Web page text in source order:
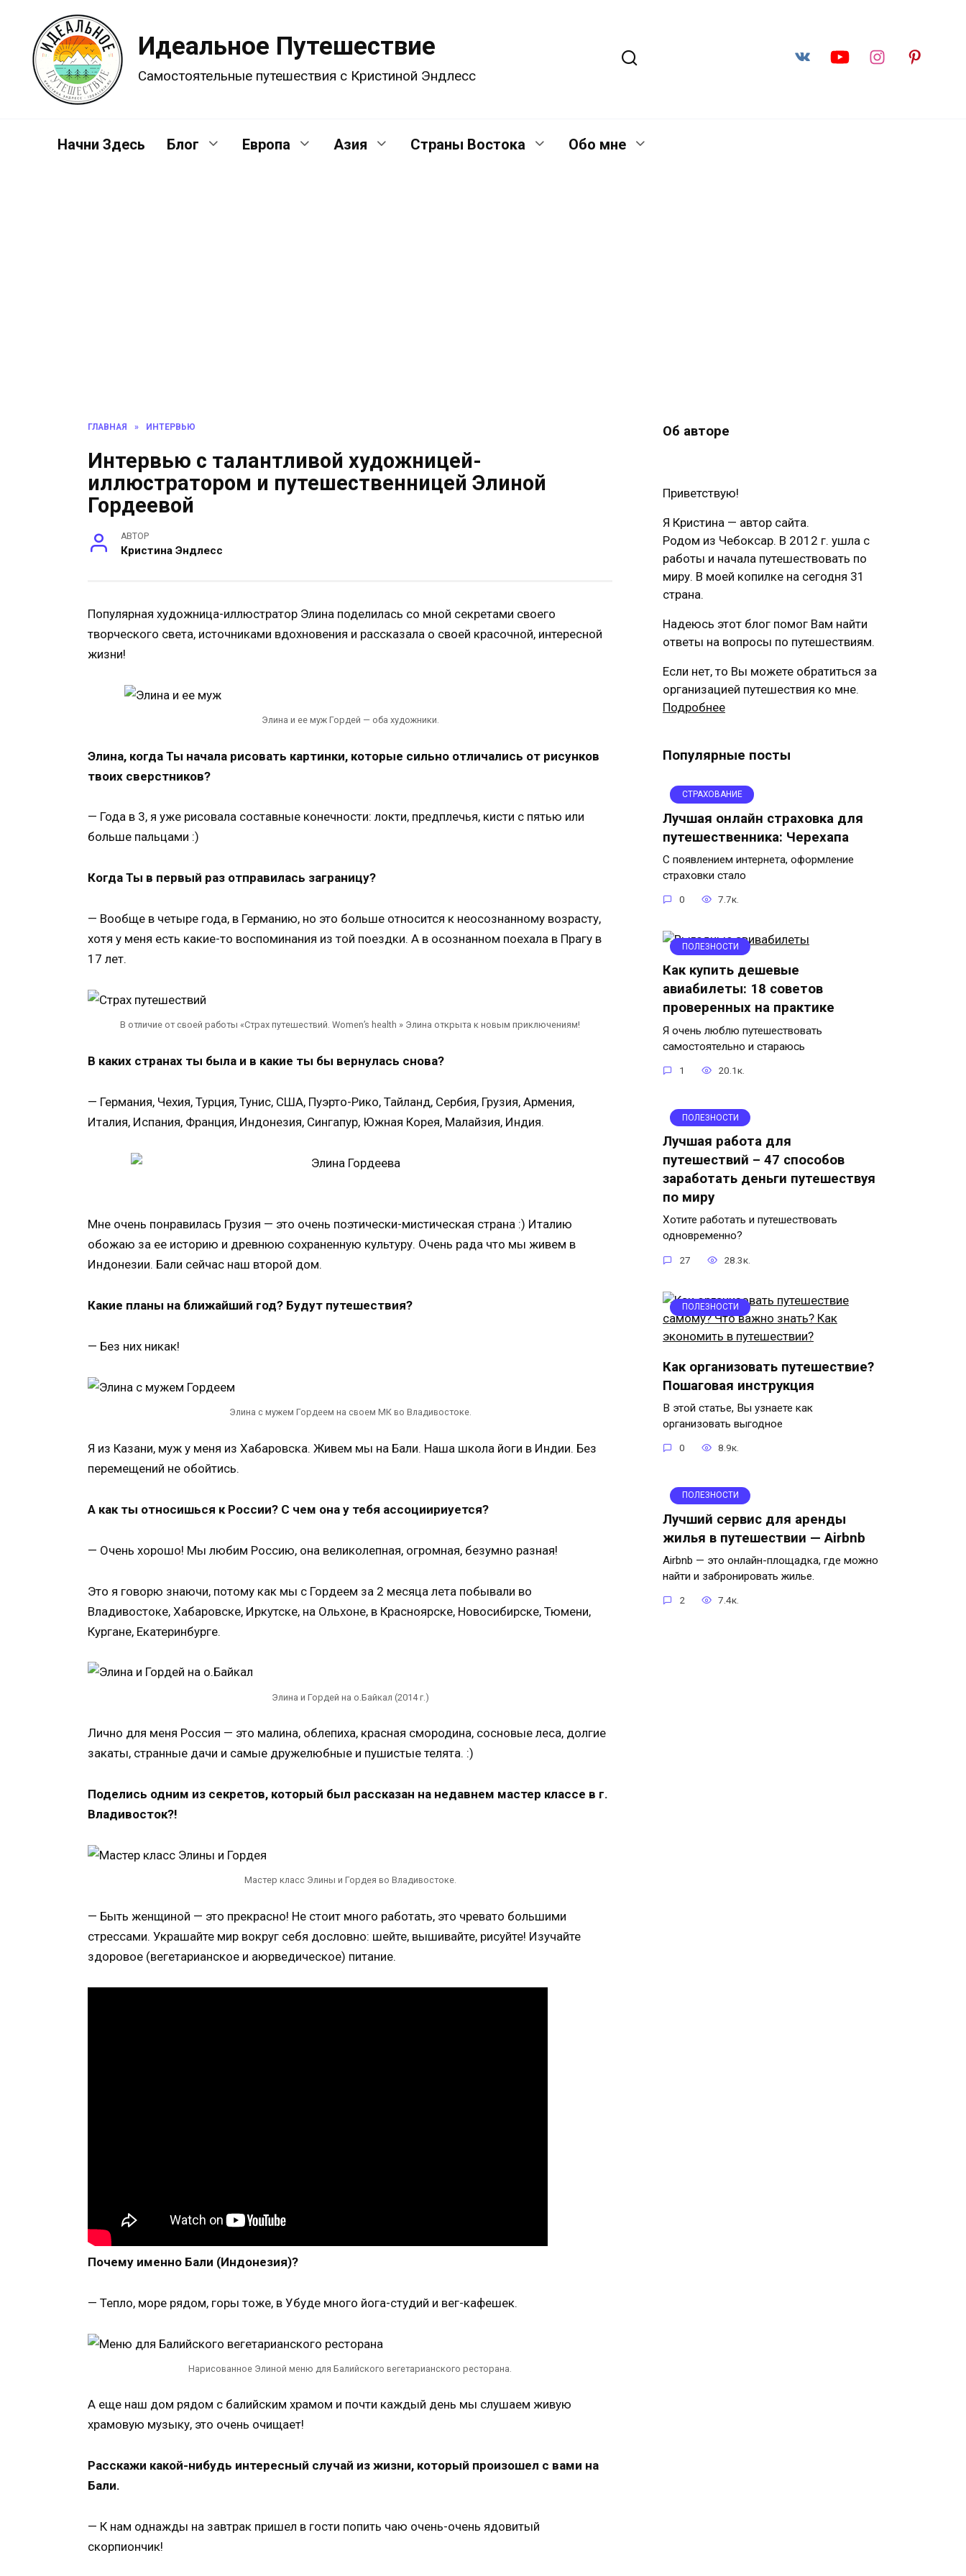
содержанию
Идеальное Путешествие
Самостоятельные путешествия с Кристиной Эндлесс
Начни Здесь Блог Европа Азия Страны Востока Обо мне
ГЛАВНАЯ » ИНТЕРВЬЮ
Интервью с талантливой художницей-
иллюстратором и путешественницей Элиной
Гордеевой
АВТОР
Кристина Эндлесс
Популярная художница-иллюстратор Элина поделилась со мной секретами своего
творческого света, источниками вдохновения и рассказала о своей красочной, интересной
жизни!
Элина и ее муж Гордей — оба художники.
Элина, когда Ты начала рисовать картинки, которые сильно отличались от рисунков
твоих сверстников?
— Года в 3, я уже рисовала составные конечности: локти, предплечья, кисти с пятью или
больше пальцами :)
Когда Ты в первый раз отправилась заграницу?
— Вообще в четыре года, в Германию, но это больше относится к неосознанному возрасту,
хотя у меня есть какие-то воспоминания из той поездки. А в осознанном поехала в Прагу в
17 лет.
В отличие от своей работы «Страх путешествий. Women’s health » Элина открыта к новым приключениям!
В каких странах ты была и в какие ты бы вернулась снова?
— Германия, Чехия, Турция, Тунис, США, Пуэрто-Рико, Тайланд, Сербия, Грузия, Армения,
Италия, Испания, Франция, Индонезия, Сингапур, Южная Корея, Малайзия, Индия.
Мне очень понравилась Грузия — это очень поэтически-мистическая страна :) Италию
обожаю за ее историю и древнюю сохраненную культуру. Очень рада что мы живем в
Индонезии. Бали сейчас наш второй дом.
Какие планы на ближайший год? Будут путешествия?
— Без них никак!
Элина с мужем Гордеем на своем МК во Владивостоке.
Я из Казани, муж у меня из Хабаровска. Живем мы на Бали. Наша школа йоги в Индии. Без
перемещений не обойтись.
А как ты относишься к России? С чем она у тебя ассоциириуется?
— Очень хорошо! Мы любим Россию, она великолепная, огромная, безумно разная!
Это я говорю знаючи, потому как мы с Гордеем за 2 месяца лета побывали во
Владивостоке, Хабаровске, Иркутске, на Ольхоне, в Красноярске, Новосибирске, Тюмени,
Кургане, Екатеринбурге.
Элина и Гордей на о.Байкал (2014 г.)
Лично для меня Россия — это малина, облепиха, красная смородина, сосновые леса, долгие
закаты, странные дачи и самые дружелюбные и пушистые телята. :)
Поделись одним из секретов, который был рассказан на недавнем мастер классе в г.
Владивосток?!
Мастер класс Элины и Гордея во Владивостоке.
— Быть женщиной — это прекрасно! Не стоит много работать, это чревато большими
стрессами. Украшайте мир вокруг себя дословно: шейте, вышивайте, рисуйте! Изучайте
здоровое (вегетарианское и аюрведическое) питание.
Почему именно Бали (Индонезия)?
— Тепло, море рядом, горы тоже, в Убуде много йога-студий и вег-кафешек.
Нарисованное Элиной меню для Балийского вегетарианского ресторана.
А еще наш дом рядом с балийским храмом и почти каждый день мы слушаем живую
храмовую музыку, это очень очищает!
Расскажи какой-нибудь интересный случай из жизни, который произошел с вами на
Бали.
— К нам однажды на завтрак пришел в гости попить чаю очень-очень ядовитый
скорпиончик!
Об авторе
Приветствую!
Я Кристина — автор сайта.
Родом из Чебоксар. В 2012 г. ушла с
работы и начала путешествовать по
миру. В моей копилке на сегодня 31
страна.
Надеюсь этот блог помог Вам найти
ответы на вопросы по путешествиям.
Если нет, то Вы можете обратиться за
организацией путешествия ко мне.
Подробнее
Популярные посты
СТРАХОВАНИЕ
Лучшая онлайн страховка для
путешественника: Черехапа
С появлением интернета, оформление
страховки стало
0 7.7к.
ПОЛЕЗНОСТИ
Как купить дешевые
авиабилеты: 18 советов
проверенных на практике
Я очень люблю путешествовать
самостоятельно и стараюсь
1 20.1к.
ПОЛЕЗНОСТИ
Лучшая работа для
путешествий – 47 способов
заработать деньги путешествуя
по миру
Хотите работать и путешествовать
одновременно?
27 28.3к.
ПОЛЕЗНОСТИ
Как организовать путешествие?
Пошаговая инструкция
В этой статье, Вы узнаете как
организовать выгодное
0 8.9к.
ПОЛЕЗНОСТИ
Лучший сервис для аренды
жилья в путешествии — Airbnb
Airbnb — это онлайн-площадка, где можно
найти и забронировать жилье.
2 7.4к.